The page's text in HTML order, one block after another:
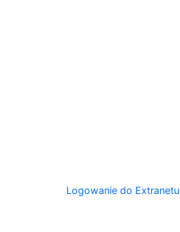
Logowanie do Extranetu